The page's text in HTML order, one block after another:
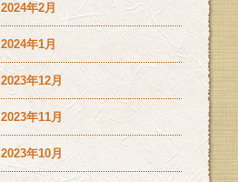
2024年2月
2024年1月
2023年12月
2023年11月
2023年10月